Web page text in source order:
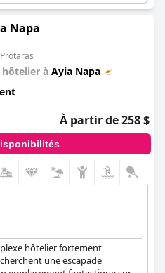
un coût supplémentaire,
la piscine avec toboggans
pour tous les âges. Bien que
peuvent être un problème
plupart des clients ont vanté
aquatique a apportées à
Napa
hôtelier à Ayia Napa
À partir de 258 $
hôtelier fortement
une escapade